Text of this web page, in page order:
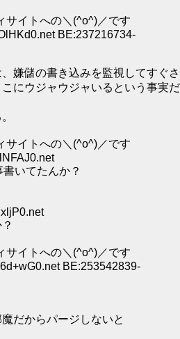
サイトへの＼(^o^)／です
BE:237216734-
嫌儲の書き込みを監視してすぐさ
にウジャウジャいるという事実だ
サイトへの＼(^o^)／です
いてたんか？
サイトへの＼(^o^)／です
BE:253542839-
だからパージしないと